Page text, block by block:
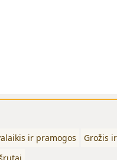
ir pramogos
Grožis